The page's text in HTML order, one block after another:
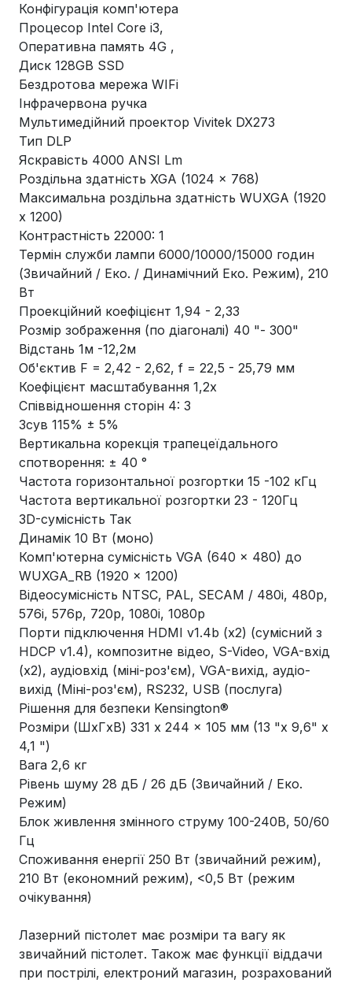
Конфігурація комп'ютера
Процесор Intel Core i3,
Оперативна память 4G ,
Диск 128GB SSD
Бездротова мережа WIFi
Інфрачервона ручка
Мультимедійний проектор Vivitek DX273
Тип DLP
Яскравість 4000 ANSI Lm
Роздільна здатність XGA (1024 x 768)
Максимальна роздільна здатність WUXGA (1920
x 1200)
Контрастність 22000: 1
Термін служби лампи 6000/10000/15000 годин
(Звичайний / Еко. / Динамічний Еко. Режим), 210
Вт
Проекційний коефіцієнт 1,94 - 2,33
Розмір зображення (по діагоналі) 40 "- 300"
Відстань 1м -12,2м
Об'єктив F = 2,42 - 2,62, f = 22,5 - 25,79 мм
Коефіцієнт масштабування 1,2x
Співвідношення сторін 4: 3
Зсув 115% ± 5%
Вертикальна корекція трапецеїдального
спотворення: ± 40 °
Частота горизонтальної розгортки 15 -102 кГц
Частота вертикальної розгортки 23 - 120Гц
3D-сумісність Так
Динамік 10 Вт (моно)
Комп'ютерна сумісність VGA (640 x 480) до
WUXGA_RB (1920 x 1200)
Відеосумісність NTSC, PAL, SECAM / 480i, 480p,
576i, 576p, 720p, 1080i, 1080p
Порти підключення HDMI v1.4b (x2) (сумісний з
HDCP v1.4), композитне відео, S-Video, VGA-вхід
(x2), аудіовхід (міні-роз'єм), VGA-вихід, аудіо-
вихід (Міні-роз'єм), RS232, USB (послуга)
Рішення для безпеки Kensington®
Розміри (ШxГxВ) 331 x 244 x 105 мм (13 "x 9,6" x
4,1 ")
Вага 2,6 кг
Рівень шуму 28 дБ / 26 дБ (Звичайний / Еко.
Режим)
Блок живлення змінного струму 100-240В, 50/60
Гц
Споживання енергії 250 Вт (звичайний режим),
210 Вт (економний режим), <0,5 Вт (режим
очікування)
Лазерний пістолет має розміри та вагу як
звичайний пістолет. Також має функції віддачи
при пострілі, електроний магазин, розрахований